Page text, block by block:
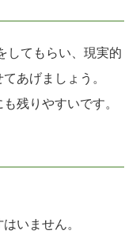
してもらい、現実的
あげましょう。
残りやすいです。
いません。